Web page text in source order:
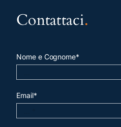
Contattaci.
Nome e Cognome*
Email*